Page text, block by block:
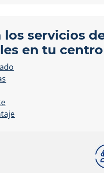
los servicios
en tu